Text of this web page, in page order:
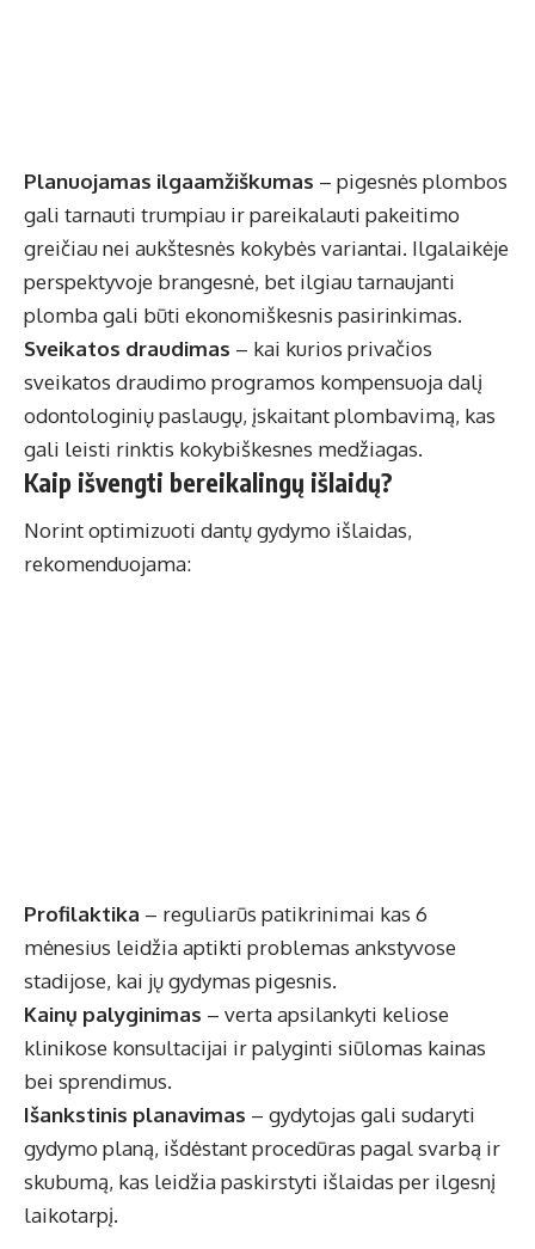
Planuojamas ilgaamžiškumas – pigesnės plombos
gali tarnauti trumpiau ir pareikalauti pakeitimo
greičiau nei aukštesnės kokybės variantai. Ilgalaikėje
perspektyvoje brangesnė, bet ilgiau tarnaujanti
plomba gali būti ekonomiškesnis pasirinkimas.
Sveikatos draudimas – kai kurios privačios
sveikatos draudimo programos kompensuoja dalį
odontologinių paslaugų, įskaitant plombavimą, kas
gali leisti rinktis kokybiškesnes medžiagas.
Kaip išvengti bereikalingų išlaidų?
Norint optimizuoti dantų gydymo išlaidas,
rekomenduojama:
Profilaktika – reguliarūs patikrinimai kas 6
mėnesius leidžia aptikti problemas ankstyvose
stadijose, kai jų gydymas pigesnis.
Kainų palyginimas – verta apsilankyti keliose
klinikose konsultacijai ir palyginti siūlomas kainas
bei sprendimus.
Išankstinis planavimas – gydytojas gali sudaryti
gydymo planą, išdėstant procedūras pagal svarbą ir
skubumą, kas leidžia paskirstyti išlaidas per ilgesnį
laikotarpį.